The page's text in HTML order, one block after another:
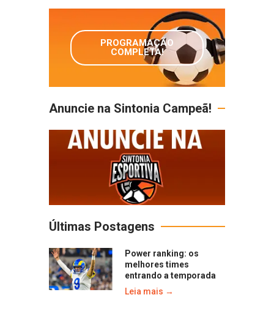
PROGRAMAÇÃO
COMPLETA!
Anuncie na Sintonia Campeã!
Últimas Postagens
Power ranking: os
melhores times
entrando a temporada
Leia mais →